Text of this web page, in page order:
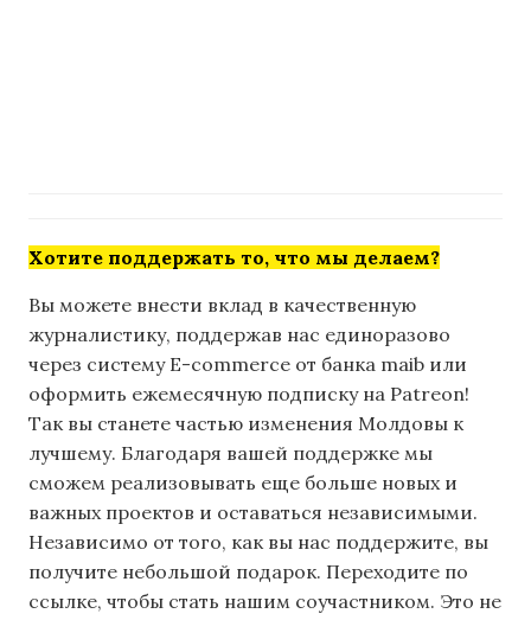
Хотите поддержать то, что мы делаем?
Вы можете внести вклад в качественную
журналистику, поддержав нас единоразово
через систему E-commerce от банка maib или
оформить ежемесячную подписку на Patreon!
Так вы станете частью изменения Молдовы к
лучшему. Благодаря вашей поддержке мы
сможем реализовывать еще больше новых и
важных проектов и оставаться независимыми.
Независимо от того, как вы нас поддержите, вы
получите небольшой подарок. Переходите по
ссылке, чтобы стать нашим соучастником. Это не